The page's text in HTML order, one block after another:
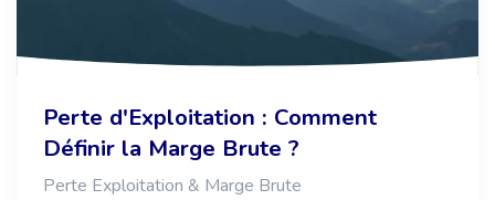
Perte d'Exploitation : Comment
Définir la Marge Brute ?
Perte Exploitation & Marge Brute